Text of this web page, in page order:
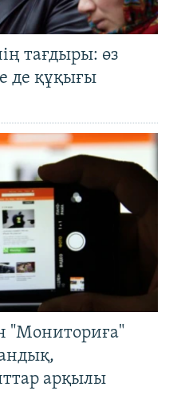
тағдыры: өз
де құқығы
"Мониториға"
арқылы